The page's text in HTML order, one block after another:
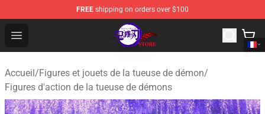
FREE shipping on orders over $100
Open menu
Kimetsu no Yaiba Store - Official Kimetsu no Yaiba
Accueil/Figures et jouets de la tueuse de démon/
Figures d'action de la tueuse de démons